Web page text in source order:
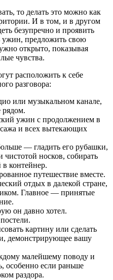
то делать это можно как
И в том, и в другом
безупречно и проявить
ужин, предложить свою
открыто, показывая
чувства.
расположить к себе
разговора:
или музыкальном канале,
рядом.
ужин с продолжением в
и всех вытекающих
— гладить его рубашки,
чистотой носков, собирать
контейнер.
путешествие вместе.
отдых в далекой стране,
Главное — принятые
он давно хотел.
картину или сделать
демонстрирующее вашу
малейшему поводу и
особенно если раньше
раздора.